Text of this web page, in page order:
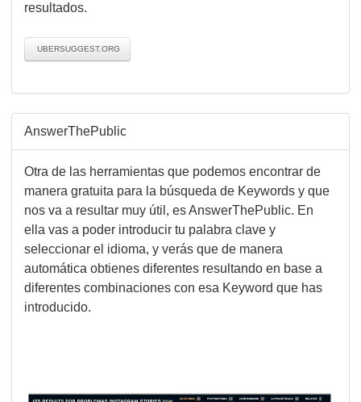
resultados.
UBERSUGGEST.ORG
AnswerThePublic
Otra de las herramientas que podemos encontrar de
manera gratuita para la búsqueda de Keywords y que
nos va a resultar muy útil, es AnswerThePublic. En
ella vas a poder introducir tu palabra clave y
seleccionar el idioma, y verás que de manera
automática obtienes diferentes resultando en base a
diferentes combinaciones con esa Keyword que has
introducido.